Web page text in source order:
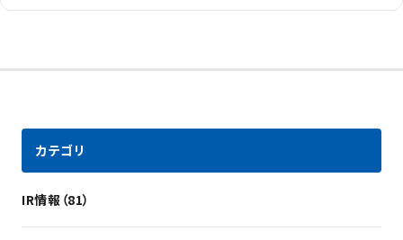
カテゴリ
IR情報（81）